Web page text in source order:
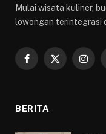
Mulai wisata kuliner,
lowongan terintegrasi
Facebook
X
BERITA